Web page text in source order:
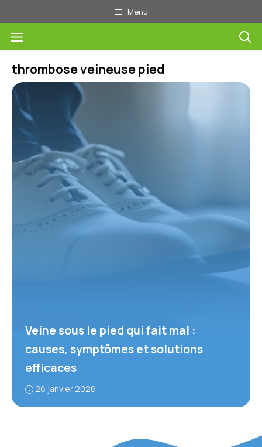
au
contenu
Menu
Menu
thrombose veineuse pied
Veine sous le pied qui fait mal :
causes, symptômes et solutions
efficaces
26 janvier 2026